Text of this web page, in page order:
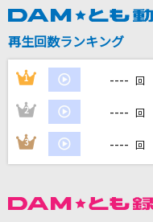
ちゃんみな
ミックスナッツ
Official髭男dism
[生音]乙女座宮
山口百恵
再生回数ランキング
1 ---- 回
2 ---- 回
3 ---- 回